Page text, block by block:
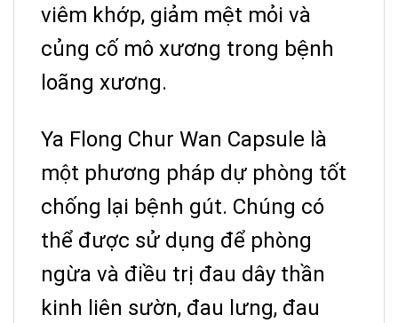
viêm khớp, giảm mệt mỏi và
củng cố mô xương trong bệnh
loãng xương.
Ya Flong Chur Wan Capsule là
một phương pháp dự phòng tốt
chống lại bệnh gút. Chúng có
thể được sử dụng để phòng
ngừa và điều trị đau dây thần
kinh liên sườn, đau lưng, đau